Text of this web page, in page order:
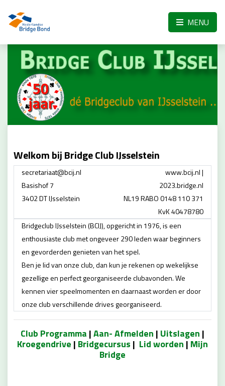
MENU
Welkom bij Bridge Club IJsselstein
secretariaat@bcij.nl
Basishof 7
3402 DT IJsselstein
www.bcij.nl |
2023.bridge.nl
NL19 RABO 0148 110 371
KvK 40478780
Bridgeclub IJsselstein (BCIJ), opgericht in 1976, is een
enthousiaste club met ongeveer 290 leden waar beginners
en gevorderden genieten van het spel.
Ben je lid van onze club, dan kun je rekenen op wekelijkse
gezellige en perfect georganiseerde clubavonden. We
kennen vier speelmomenten en daarnaast worden er door
onze club verschillende drives georganiseerd.
Club Programma |Aan- Afmelden | Uitslagen |
Kroegendrive | Bridgecursus | Lid worden | Mijn
Bridge